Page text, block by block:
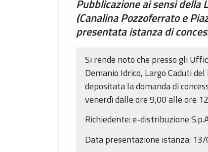
Pubblicazione ai sensi della
(Canalina Pozzoferrato e
presentata istanza di
Si rende noto che presso gli
Demanio Idrico, Largo Caduti
depositata la domanda di
venerdì dalle ore 9,00 alle ore
Richiedente: e-distribuzione
Data presentazione istanza: